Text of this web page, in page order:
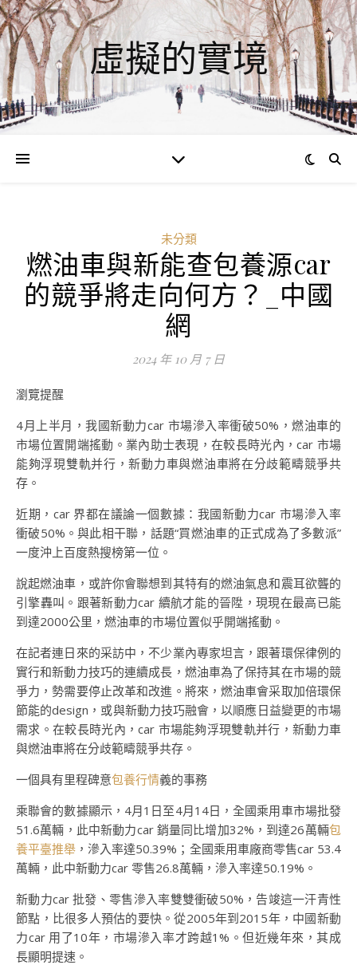
虛擬的實境
未分類
燃油車與新能查包養源car
的競爭將走向何方？_中國
網
2024 年 10 月 7 日
瀏覽提醒
4月上半月，我國新動力car 市場滲入率衝破50%，燃油車的
市場位置開端搖動。業內助士表現，在較長時光內，car 市場
能夠浮現雙軌并行，新動力車與燃油車將在分歧範疇競爭共
存。
近期，car 界都在議論一個數據：我國新動力car 市場滲入率
衝破50%。與此相干聯，話題“買燃油車的正式成為了多數派”
一度沖上百度熱搜榜第一位。
說起燃油車，或許你會聯想到其特有的燃油氣息和震耳欲聾的
引擎轟叫。跟著新動力car 續航才能的晉陞，現現在最高已能
到達2000公里，燃油車的市場位置似乎開端搖動。
在記者連日來的采訪中，不少業內專家坦言，跟著環保律例的
實行和新動力技巧的連續成長，燃油車為了保持其在市場的競
爭力，勢需要停止改革和改進。將來，燃油車會采取加倍環保
節能的design，或與新動力技巧融會，以順應日益變更的市場
需求。在較長時光內，car 市場能夠浮現雙軌并行，新動力車
與燃油車將在分歧範疇競爭共存。
一個具有里程碑意包養行情義的事務
乘聯會的數據顯示，4月1日至4月14日，全國乘用車市場批發
51.6萬輛，此中新動力car 銷量同比增加32%，到達26萬輛包
養平臺推舉 ，滲入率達50.39%；全國乘用車廠商零售car 53.4
萬輛，此中新動力car 零售26.8萬輛，滲入率達50.19%。
新動力car 批發、零售滲入率雙雙衝破50%，告竣這一汗青性
節點，比很多人預估的要快。從2005年到2015年，中國新動
力car 用了10年，市場滲入率才跨越1%。但近幾年來，其成
長顯明提速。